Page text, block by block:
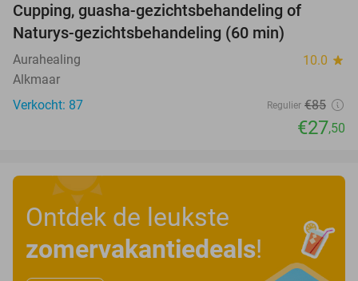
Cupping, guasha-gezichtsbehandeling of
Naturys-gezichtsbehandeling (60 min)
Aurahealing 10.0 star
Alkmaar
Verkocht: 87
Regulier €85
€27,50
Ontdek de leukste
zomervakantiedeals!